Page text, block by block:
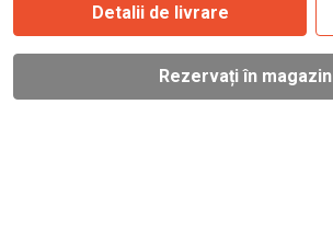
Detalii de livrare
Rezervați în magazin